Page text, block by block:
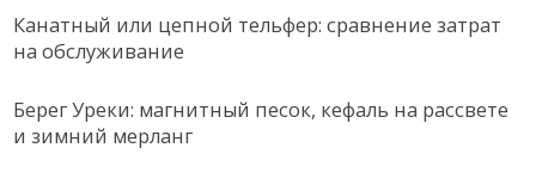
Канатный или цепной тельфер: сравнение затрат
на обслуживание
Берег Уреки: магнитный песок, кефаль на рассвете
и зимний мерланг